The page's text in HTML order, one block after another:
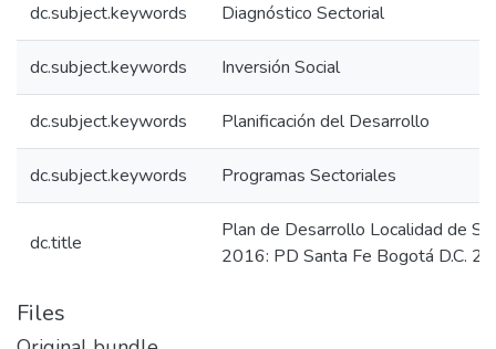
dc.subject.keywords Diagnóstico Sectorial
dc.subject.keywords Inversión Social
dc.subject.keywords Planificación del Desarrollo
dc.subject.keywords Programas Sectoriales
dc.title
Plan de Desarrollo Localidad de
2016: PD Santa Fe Bogotá D.C.
Files